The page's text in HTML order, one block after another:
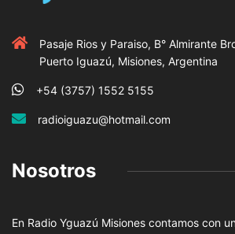
Pasaje Rios y Paraiso, B° Almirante
Puerto Iguazú, Misiones, Argentina
+54 (3757) 1552 5155
radioiguazu@hotmail.com
Nosotros
En Radio Yguazú Misiones contamos con